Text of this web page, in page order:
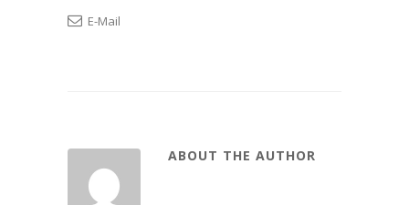
E-Mail
ABOUT THE AUTHOR